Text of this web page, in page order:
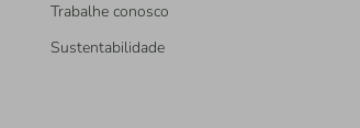
Trabalhe conosco
Sustentabilidade